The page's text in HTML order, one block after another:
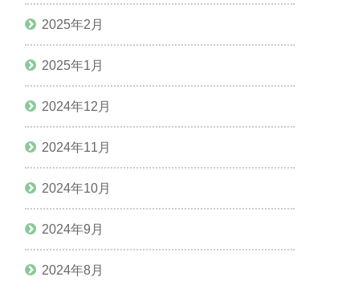
2025年2月
2025年1月
2024年12月
2024年11月
2024年10月
2024年9月
2024年8月